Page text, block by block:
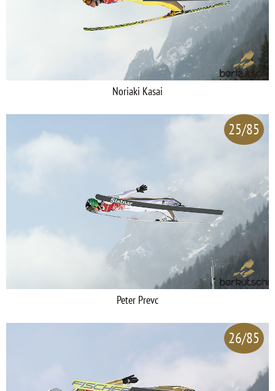
Noriaki Kasai
25/85
Peter Prevc
26/85